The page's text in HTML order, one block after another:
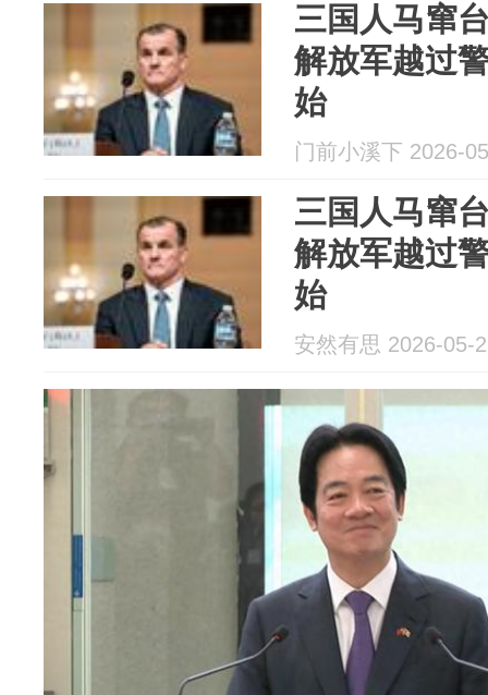
三国人马窜
解放军越过
始
门前小溪下 2026-
三国人马窜
解放军越过
始
安然有思 2026-05-